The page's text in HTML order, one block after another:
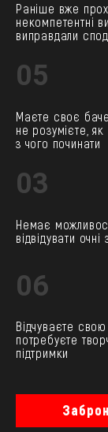
Раніше вже
некомпетентні
виправдали
05
Маєте своє
не розумієте, як
з чого починати
03
Немає
відвідувати очні
06
Відчуваєте
потребуєте
підтримки